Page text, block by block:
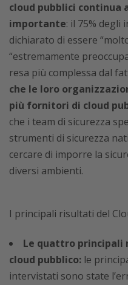
cloud pubblici continua
importante: il 75%
dichiarato di essere
“estremamente
resa più complessa dal
che le loro
più fornitori di cloud
che i team di sicurezza
strumenti di sicurezza
cercare di imporre la
diversi ambienti.
I principali risultati del
Le quattro principali
cloud pubblico: le
intervistati sono state